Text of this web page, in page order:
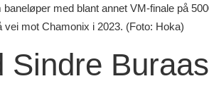
med blant annet VM-finale på
mot Chamonix i 2023. (Foto: Hoka)
Sindre Buraas